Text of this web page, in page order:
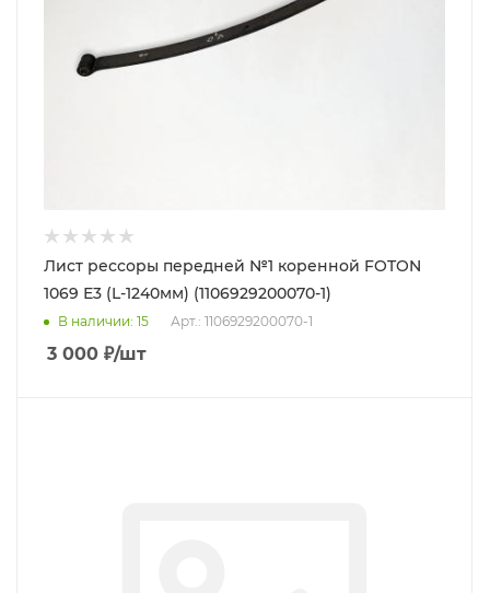
Лист рессоры передней №1 коренной FOTON
1069 Е3 (L-1240мм) (1106929200070-1)
В наличии: 15 Арт.: 1106929200070-1
3 000 ₽/шт